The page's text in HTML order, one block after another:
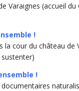
Varaignes (accueil du
!
la cour du château de
!